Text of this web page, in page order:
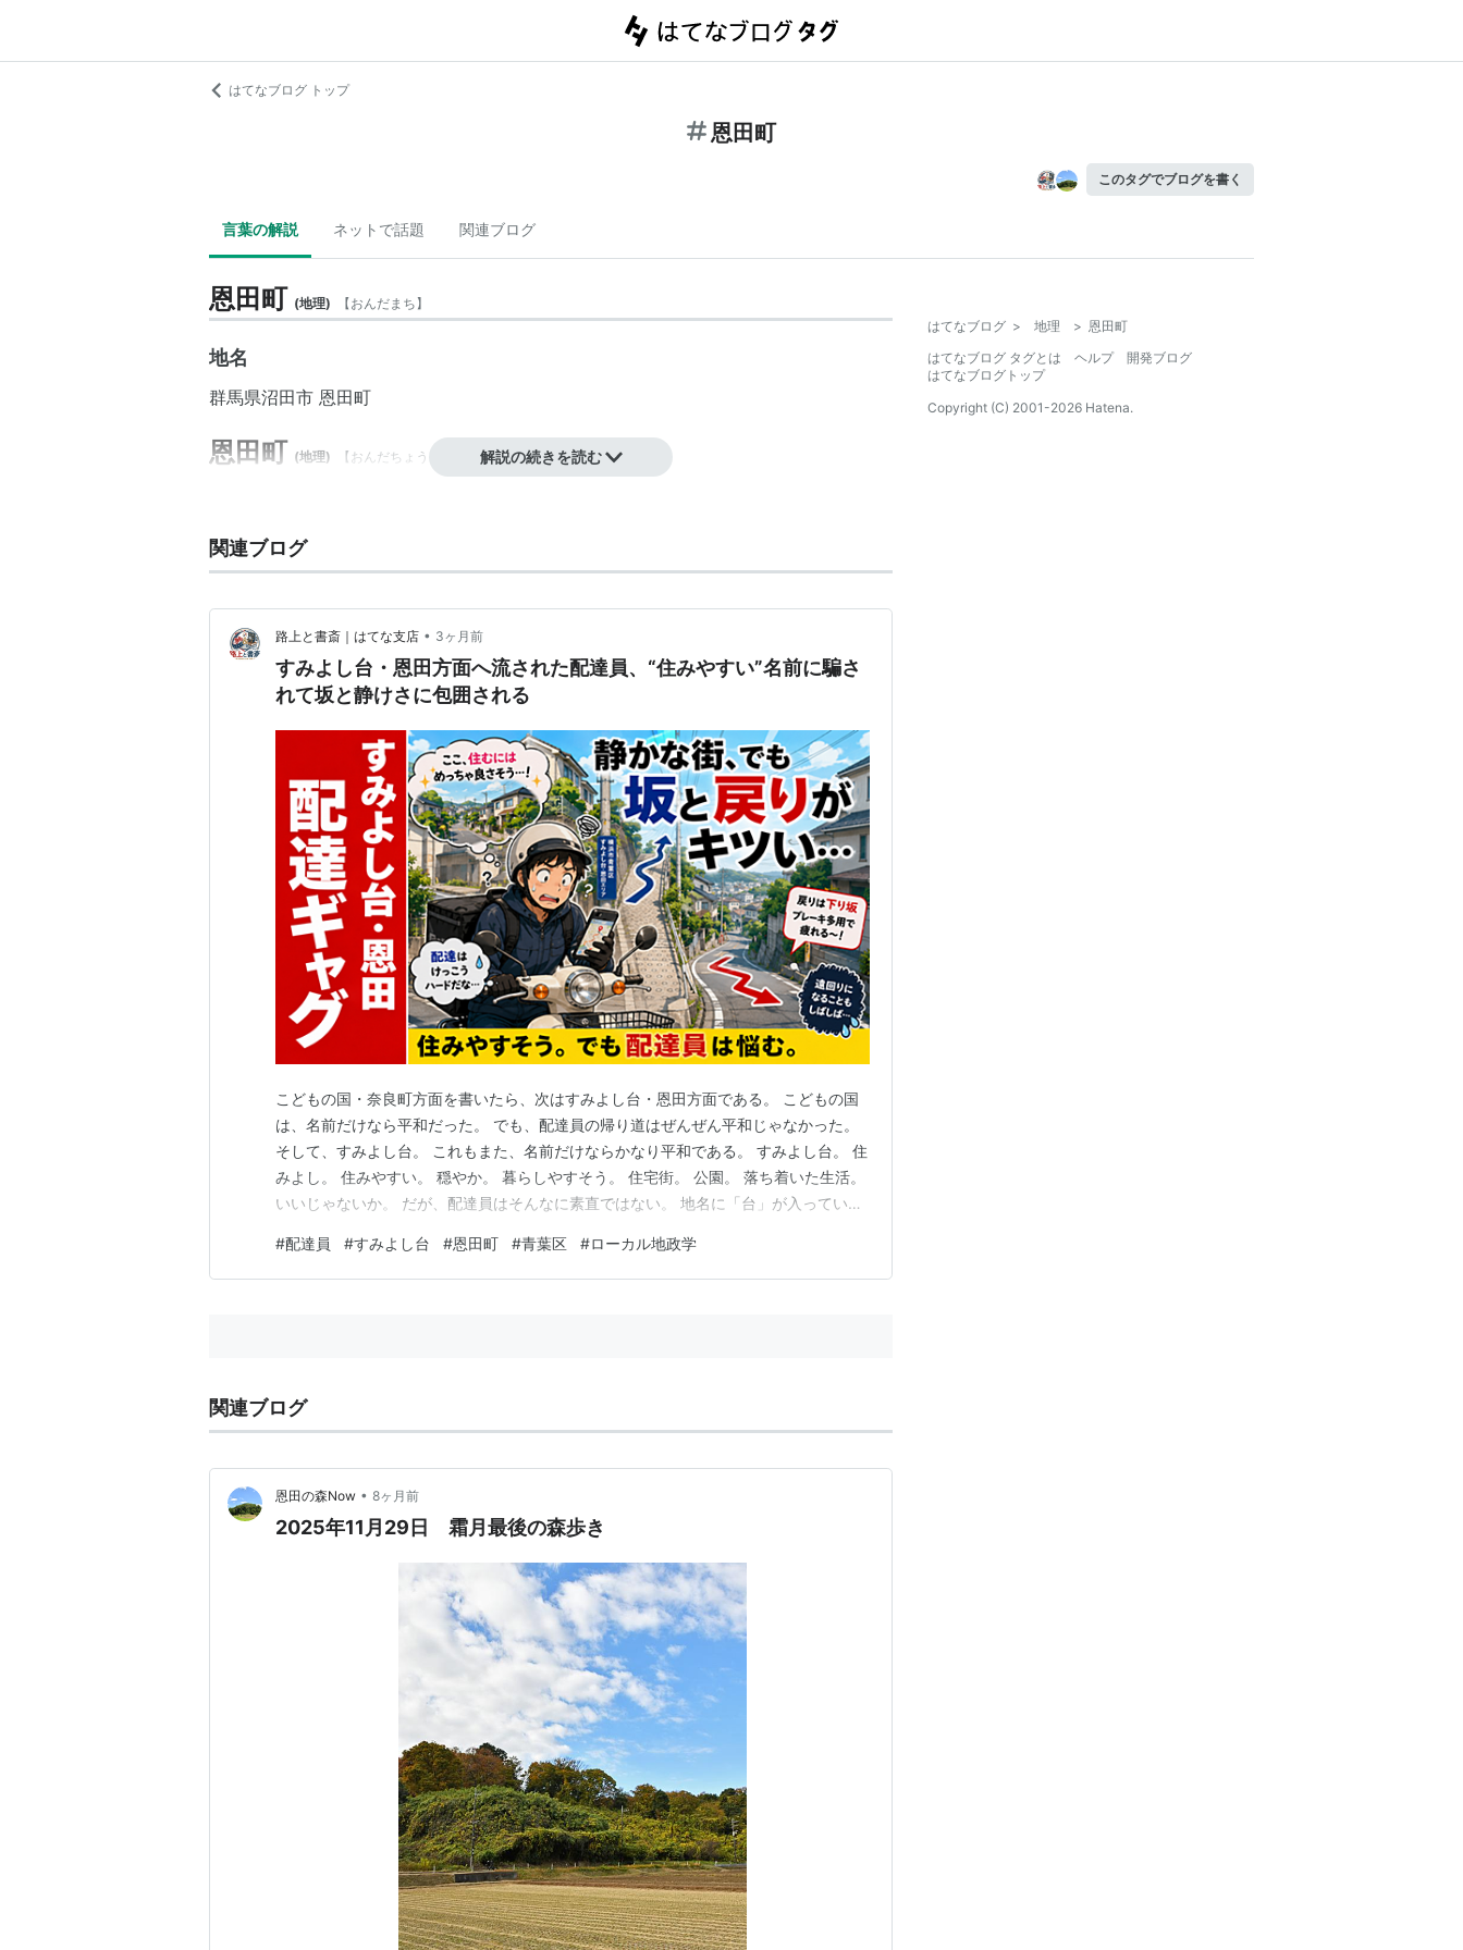
はてなブログ トップ
恩田町
このタグでブログを書く
言葉の解説 ネットで話題 関連ブログ
恩田町 (地理) 【おんだまち】
地名
群馬県沼田市 恩田町
恩田町 (地理) 【 おんだちょう 】
愛知県刈谷市
解説の続きを読む
関連ブログ
路上と書斎｜はてな支店 • 3ヶ月前
すみよし台・恩田方面へ流された配達員、“住みやすい”名前に騙さ
れて坂と静けさに包囲される
こどもの国・奈良町方面を書いたら、次はすみよし台・恩田方面である。 こどもの国
は、名前だけなら平和だった。 でも、配達員の帰り道はぜんぜん平和じゃなかった。
そして、すみよし台。 これもまた、名前だけならかなり平和である。 すみよし台。 住
みよし。 住みやすい。 穏やか。 暮らしやすそう。 住宅街。 公園。 落ち着いた生活。
いいじゃないか。 だが、配達員はそんなに素直ではない。 地名に「台」が入ってい
んばれ」と言う日か。 すみよし台。 住みやすそうな名前。 だが、配達員にとって住み
やすいとは限らない。 届け…
#配達員 #すみよし台 #恩田町 #青葉区 #ローカル地政学
関連ブログ
恩田の森Now • 8ヶ月前
2025年11月29日 霜月最後の森歩き
はてなブログ > 地理 > 恩田町
はてなブログ タグとは
ヘルプ
開発ブログ
はてなブログトップ
Copyright (C) 2001-2026 Hatena.